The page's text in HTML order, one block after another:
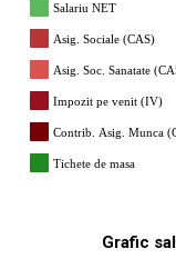
Salariu NET
Asig. Sociale (CAS)
Asig. Soc. Sanatate
Impozit pe venit (IV)
Contrib. Asig. Munca
Tichete de masa
Grafic